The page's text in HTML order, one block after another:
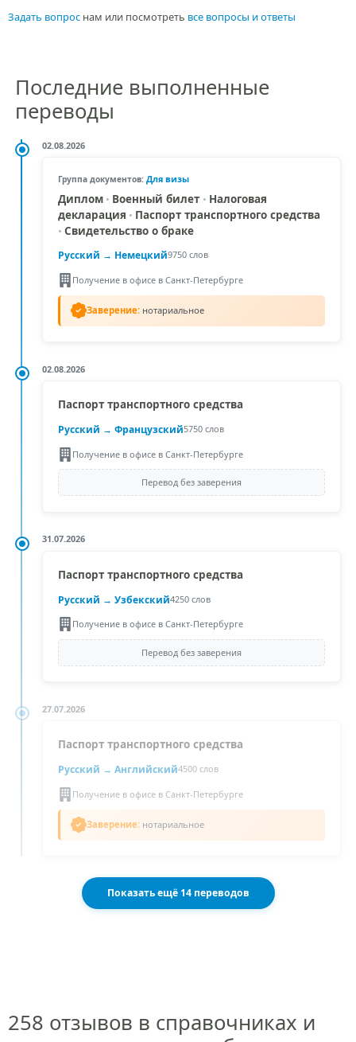
Задать вопроснам или посмотреть все вопросы и ответы
Последние выполненные
переводы
02.08.2026
Группа документов: Для визы
Диплом• Военный билет • Налоговая
декларация • Паспорт транспортного средства
• Свидетельство о браке
Русский → Немецкий9750 слов
Получение в офисе в Санкт-Петербурге
Заверение:нотариальное
02.08.2026
Паспорт транспортного средства
Русский → Французский5750 слов
Получение в офисе в Санкт-Петербурге
Перевод без заверения
31.07.2026
Паспорт транспортного средства
Русский → Узбекский4250 слов
Получение в офисе в Санкт-Петербурге
Перевод без заверения
27.07.2026
Паспорт транспортного средства
Русский → Английский4500 слов
Получение в офисе в Санкт-Петербурге
Заверение:нотариальное
Показать ещё 14 переводов
258 отзывов в справочниках и